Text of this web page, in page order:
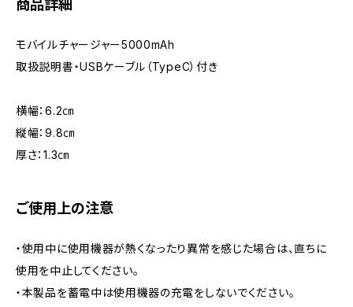
商品詳細
モバイルチャージャー5000mAh
取扱説明書・USBケーブル（TypeC）付き
横幅：6.2㎝
縦幅：9.8㎝
厚さ：1.3㎝
ご使用上の注意
・使用中に使用機器が熱くなったり異常を感じた場合は、直ちに
使用を中止してください。
・本製品を蓄電中は使用機器の充電をしないでください。